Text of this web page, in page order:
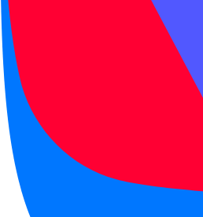
Время и вид
Дни недели и
Китайская дата
Открыть →